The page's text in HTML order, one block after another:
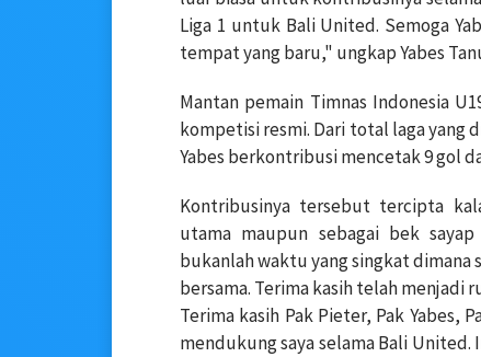
Liga 1 untuk Bali United. Semoga
tempat yang baru," ungkap Yabes
Mantan pemain Timnas Indonesia
kompetisi resmi. Dari total laga yang
Yabes berkontribusi mencetak 9 gol
Kontribusinya tersebut tercipta
utama maupun sebagai bek
bukanlah waktu yang singkat
bersama. Terima kasih telah menjadi
Terima kasih Pak Pieter, Pak Yabes,
mendukung saya selama Bali